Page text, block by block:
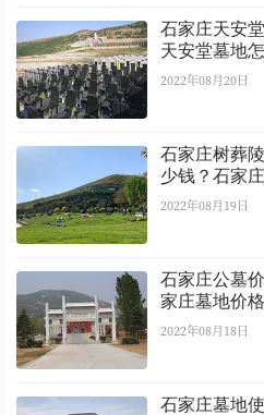
石家庄天安
天安堂墓地
2022年08月20日
石家庄树葬
少钱？石家
2022年08月19日
石家庄公墓
家庄墓地价
2022年08月18日
石家庄墓地